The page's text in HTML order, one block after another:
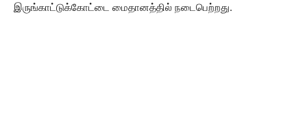
இருங்காட்டுக்கோட்டை மைதானத்தில் நடைபெற்றது.